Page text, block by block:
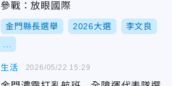
參戰：放眼國際
金門縣長選舉 2026大選 李文良
生活 2026/05/22 15:29